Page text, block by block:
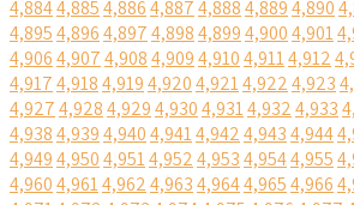
4,8844,8854,8864,8874,8884,8894,890
4,8954,8964,8974,8984,8994,9004,901
4,9064,9074,9084,9094,9104,9114,912
4,9174,9184,9194,9204,9214,9224,923
4,9274,9284,9294,9304,9314,9324,933
4,9384,9394,9404,9414,9424,9434,944
4,9494,9504,9514,9524,9534,9544,955
4,9604,9614,9624,9634,9644,9654,966